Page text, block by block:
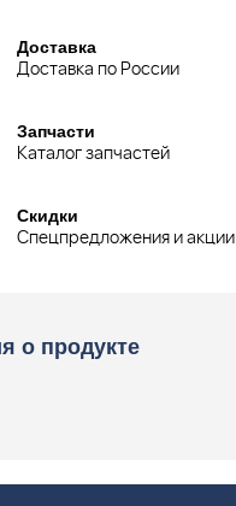
Доставка
Доставка по России
Запчасти
Каталог запчастей
Скидки
Спецпредложения и акции
о продукте